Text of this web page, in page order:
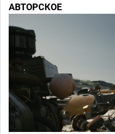
АВТОРСКОЕ